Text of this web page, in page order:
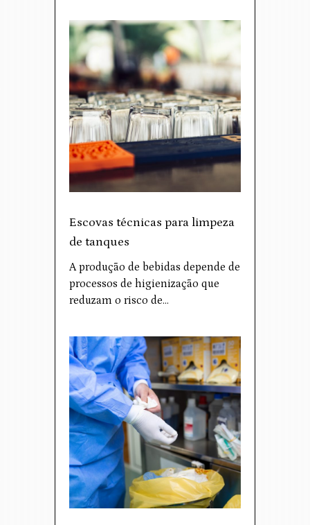
Escovas técnicas para limpeza
de tanques
A produção de bebidas depende de
processos de higienização que
reduzam o risco de…